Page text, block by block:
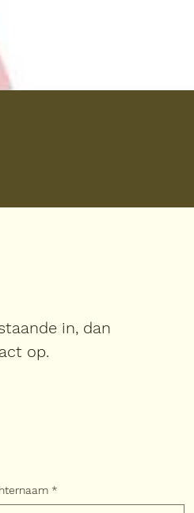
in, dan
op.
*